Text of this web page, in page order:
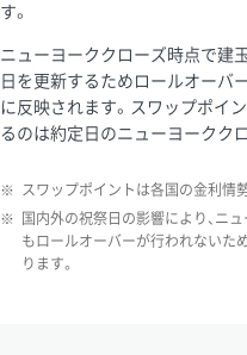
す。
ニューヨーククローズ時点で建
日を更新するためロールオーバ
に反映されます。スワップポイ
るのは約定日のニューヨークク
※ スワップポイントは各国の金利情
※
国内外の祝祭日の影響により、ニ
もロールオーバーが行われないた
ります。